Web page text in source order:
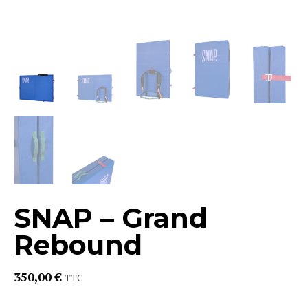
SNAP – Grand
Rebound
350,00€ TTC